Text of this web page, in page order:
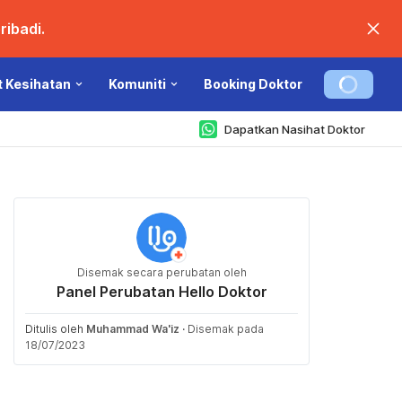
Kesihatan Komuniti Booking Doktor
Dapatkan Nasihat Doktor
Disemak secara perubatan oleh
Panel Perubatan Hello Doktor
Ditulis oleh Muhammad Wa'iz · Disemak pada
18/07/2023